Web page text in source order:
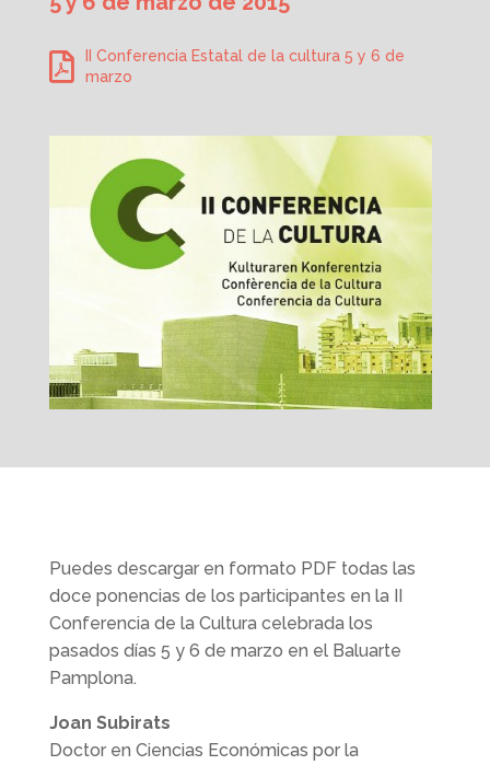
II Conferencia Estatal de la cultura 5 y 6 de
marzo
Puedes descargar en formato PDF todas las
doce ponencias de los participantes en la II
Conferencia de la Cultura celebrada los
pasados días 5 y 6 de marzo en el Baluarte
Pamplona.
Joan Subirats
Doctor en Ciencias Económicas por la